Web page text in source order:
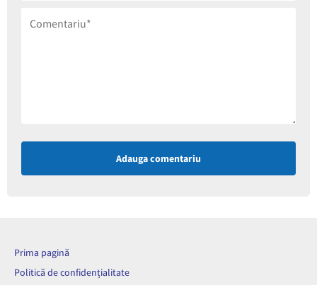
Adauga comentariu
Prima pagină
Politică de confidențialitate